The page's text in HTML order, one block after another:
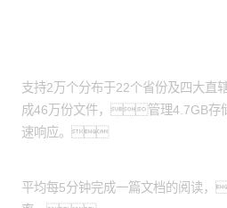
支持2万个分布于22个省份及四大
成46万份文件，管理4.7GB
速响应。
平均每5分钟完成一篇文档的阅读